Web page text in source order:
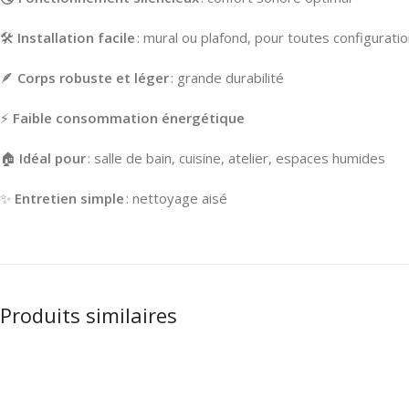
🛠️ Installation facile : mural ou plafond, pour toutes
🪶 Corps robuste et léger: grande durabilité
⚡ Faible consommation énergétique
🏠 Idéal pour: salle de bain, cuisine, atelier, espaces humides
✨ Entretien simple : nettoyage aisé
Produits similaires